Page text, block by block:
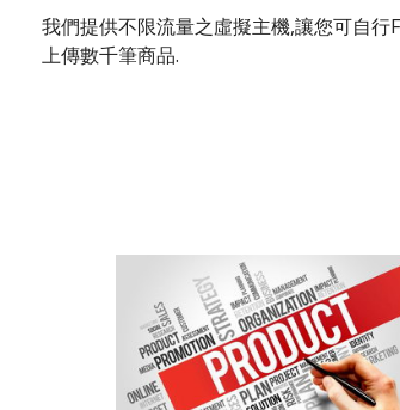
我們提供不限流量之虛擬主機,讓您可自行
上傳數千筆商品.